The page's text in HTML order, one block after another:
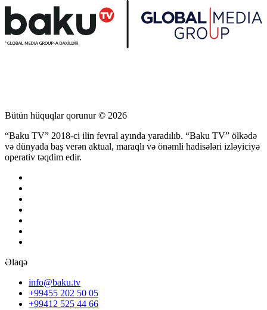
Bütün hüquqlar qorunur © 2026
“Baku TV” 2018-ci ilin fevral ayında yaradılıb. “Baku TV” ölkədə
və dünyada baş verən aktual, maraqlı və önəmli hadisələri izləyiciyə
operativ təqdim edir.
Əlaqə
info@baku.tv
+99455 202 50 05
+99412 525 44 66